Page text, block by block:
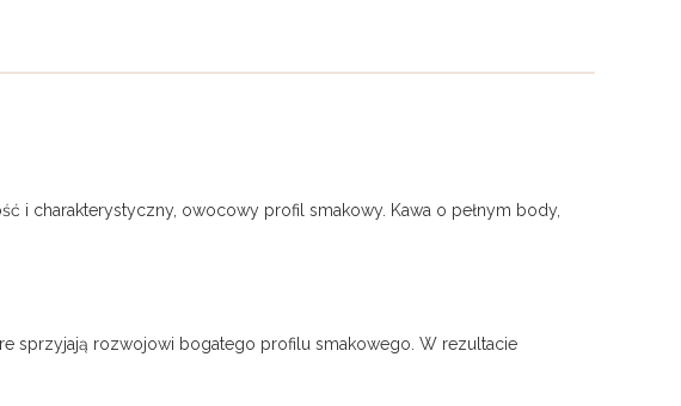
i charakterystyczny, owocowy profil smakowy. Kawa o pełnym body,
sprzyjają rozwojowi bogatego profilu smakowego. W rezultacie